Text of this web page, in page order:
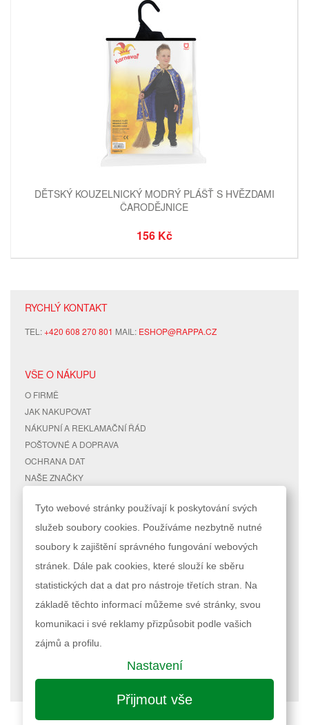
DĚTSKÝ KOUZELNICKÝ MODRÝ PLÁŠŤ S HVĚZDAMI
ČARODĚJNICE
156 Kč
RYCHLÝ KONTAKT
TEL:+420 608 270 801 MAIL: ESHOP@RAPPA.CZ
VŠE O NÁKUPU
O FIRMĚ
JAK NAKUPOVAT
NÁKUPNÍ A REKLAMAČNÍ ŘÁD
POŠTOVNÉ A DOPRAVA
OCHRANA DAT
NAŠE ZNAČKY
RYCHLÉ ODKAZY
MAPA STRÁNEK
VYHLEDÁVANÉ TERMÍNY
POKROČILÉ VYHLEDÁVÁNÍ
ÚČET
MŮJ ÚČET
STAV OBJEDNÁVKY
Podle zákona o evidenci tržeb je prodávající povinen vystavit kupujícímu
účtenku. Zároveň je povinen zaevidovat přijatou tržbu u správce daně
Nastavení cookies| © 2023 RAPPA.cz
Tyto webové stránky používají k poskytování svých
služeb soubory cookies. Používáme nezbytně nutné
soubory k zajištění správného fungování webových
stránek. Dále pak cookies, které slouží ke sběru
statistických dat a dat pro nástroje třetích stran. Na
základě těchto informací můžeme své stránky, svou
komunikaci i své reklamy přizpůsobit podle vašich
zájmů a profilu.
Nastavení
Přijmout vše